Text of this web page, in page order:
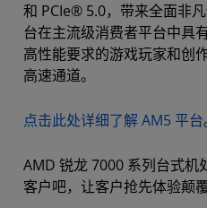
和 PCIe® 5.0，带来全面非
台在主流级消费者平台中具
高性能要求的游戏玩家和创
高速通道。
点击此处详细了解 AM5 平台
AMD 锐龙 7000 系列台式机
客户吧，让客户抢先体验颠